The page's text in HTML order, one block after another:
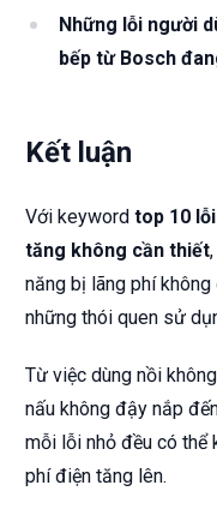
Những lỗi người
bếp từ Bosch
Kết luận
Với keyword top 10
tăng không cần thiết
năng bị lãng phí
những thói quen sử
Từ việc dùng nồi
nấu không đậy nắp
mỗi lỗi nhỏ đều có thể
phí điện tăng lên.